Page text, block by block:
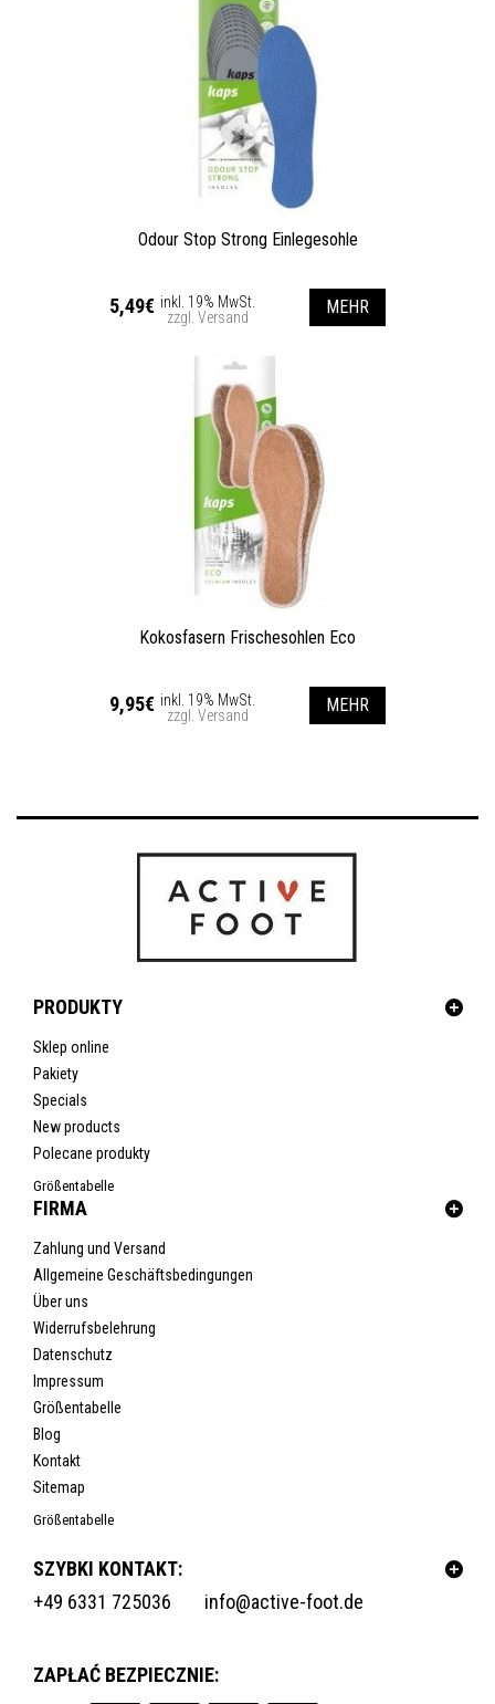
Odour Stop Strong Einlegesohle
5,49€ inkl. 19% MwSt.
zzgl. Versand
MEHR
Kokosfasern Frischesohlen Eco
9,95€ inkl. 19% MwSt.
zzgl. Versand
MEHR
PRODUKTY
Sklep online
Pakiety
Specials
New products
Polecane produkty
Größentabelle
FIRMA
Zahlung und Versand
Allgemeine Geschäftsbedingungen
Über uns
Widerrufsbelehrung
Datenschutz
Impressum
Größentabelle
Blog
Kontakt
Sitemap
Größentabelle
SZYBKI KONTAKT:
+49 6331 725036
info@active-foot.de
ZAPŁAĆ BEZPIECZNIE: